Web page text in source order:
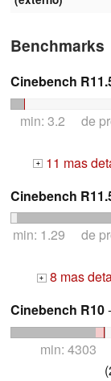
Benchmarks
Cinebench
min: 3.2 de
+ 11 mas
Cinebench
min: 1.29 de
+ 8 mas
Cinebench R10
min: 4303